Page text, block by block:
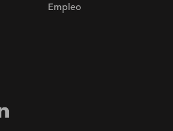
Empleo